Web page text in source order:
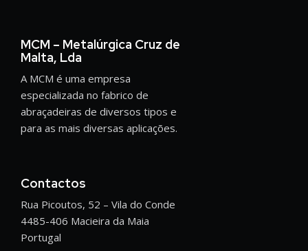
MCM – Metalúrgica Cruz de
Malta, Lda
A MCM é uma empresa
especializada no fabrico de
abraçadeiras de diversos tipos e
para as mais diversas aplicações.
Contactos
Rua Picoutos, 52 – Vila do Conde
4485-406 Macieira da Maia
Portugal